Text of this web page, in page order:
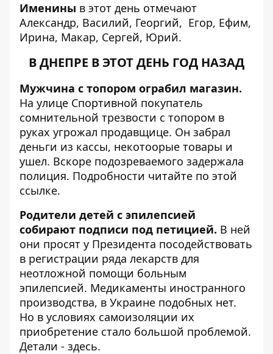
Именины в этот день отмечают
Александр, Василий, Георгий, Егор, Ефим,
Ирина, Макар, Сергей, Юрий.
В ДНЕПРЕ В ЭТОТ ДЕНЬ ГОД НАЗАД
Мужчина с топором ограбил магазин.
На улице Спортивной покупатель
сомнительной трезвости с топором в
руках угрожал продавщице. Он забрал
деньги из кассы, некотоорые товары и
ушел. Вскоре подозреваемого задержала
полиция. Подробности читайте по этой
ссылке.
Родители детей с эпилепсией
собирают подписи под петицией. В ней
они просят у Президента посодействовать
в регистрации ряда лекарств для
неотложной помощи больным
эпилепсией. Медикаменты иностранного
производства, в Украине подобных нет.
Но в условиях самоизоляции их
приобретение стало большой проблемой.
Детали - здесь.